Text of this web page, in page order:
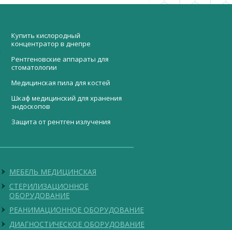
Купить кислородный
концентратор в днепре
Рентгеновские аппараты для
стоматологии
Медицинская пила для костей
Шкаф медицинский для хранения
эндоскопов
Защита от рентген излучения
медицинская цена
металлический
Денситометр рентгеновский
установка Tornado Duo
пневмоэлектрическая установка
СПЕУ-1К
Полуавтоматический
портативный дефибриллятор
Saver One
Стул донорский с одним
МЕБЕЛЬ МЕДИЦИНСКАЯ
СТЕРИЛИЗАЦИОННОЕ
ОБОРУДОВАНИЕ
РЕАНИМАЦИОННОЕ ОБОРУДОВАНИЕ
ДИАГНОСТИЧЕСКОЕ ОБОРУДОВАНИЕ